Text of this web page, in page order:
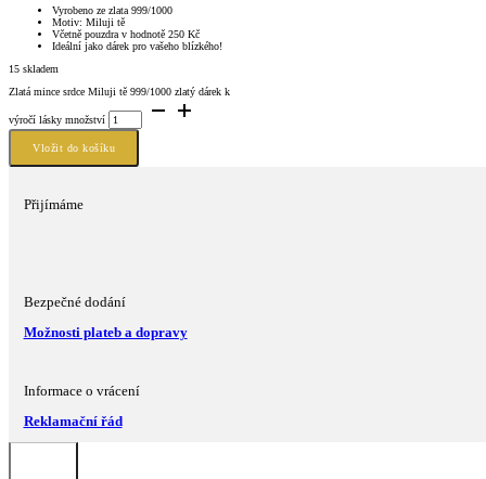
Vyrobeno ze zlata 999/1000
Motiv: Miluji tě
Včetně pouzdra v hodnotě 250 Kč
Ideální jako dárek pro vašeho blízkého!
15 skladem
Zlatá mince srdce Miluji tě 999/1000 zlatý dárek k
výročí lásky množství
Vložit do košíku
Přijímáme
Bezpečné dodání
Možnosti plateb a dopravy
Informace o vrácení
Reklamační řád